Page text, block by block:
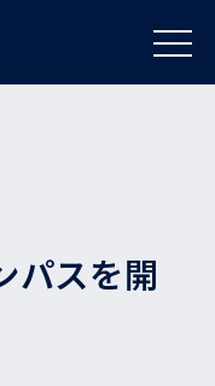
パスを開